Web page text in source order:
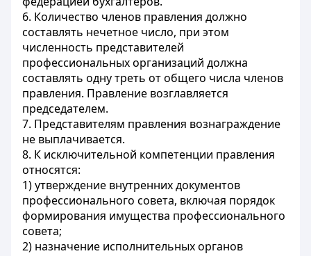
6. Количество членов правления должно
составлять нечетное число, при этом
численность представителей
профессиональных организаций должна
составлять одну треть от общего числа членов
правления. Правление возглавляется
председателем.
7. Представителям правления вознаграждение
не выплачивается.
8. К исключительной компетенции правления
относятся:
1) утверждение внутренних документов
профессионального совета, включая порядок
формирования имущества профессионального
совета;
2) назначение исполнительных органов